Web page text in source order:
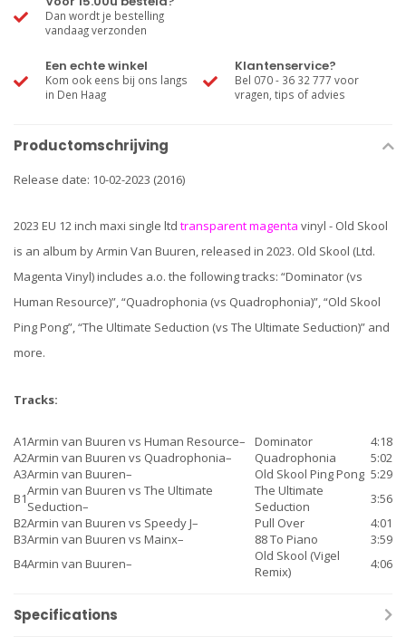
Dan wordt je bestelling
vandaag verzonden
Een echte winkel
Kom ook eens bij ons langs
in Den Haag
Klantenservice?
Bel 070 - 36 32 777 voor
vragen, tips of advies
Productomschrijving
Release date: 10-02-2023 (2016)
2023 EU 12 inch maxi single ltd transparent magenta vinyl - Old Skool
is an album by Armin Van Buuren, released in 2023. Old Skool (Ltd.
Magenta Vinyl) includes a.o. the following tracks: “Dominator (vs
Human Resource)”, “Quadrophonia (vs Quadrophonia)”, “Old Skool
Ping Pong”, “The Ultimate Seduction (vs The Ultimate Seduction)” and
more.
Tracks:
A1Armin van Buuren vs Human Resource– Dominator
4:18
A2Armin van Buuren vs Quadrophonia– Quadrophonia
5:02
A3Armin van Buuren– Old Skool Ping Pong 5:29
B1Armin van Buuren vs The Ultimate
Seduction–
The Ultimate
Seduction
3:56
B2Armin van Buuren vs Speedy J– Pull Over
4:01
B3Armin van Buuren vs Mainx– 88 To Piano
3:59
B4Armin van Buuren–
Old Skool (Vigel
Remix)
4:06
Specifications